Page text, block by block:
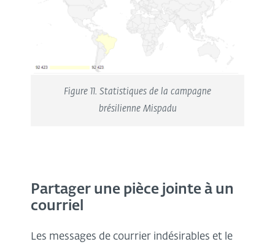
Figure 11. Statistiques de la campagne
brésilienne Mispadu
Partager une pièce jointe à un
courriel
Les messages de courrier indésirables et le